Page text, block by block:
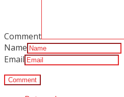
Comment
Name
Email